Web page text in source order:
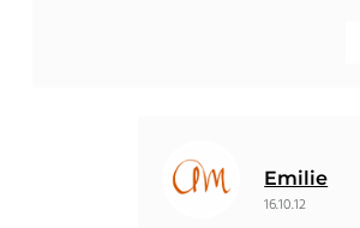
Emilie
16.10.12